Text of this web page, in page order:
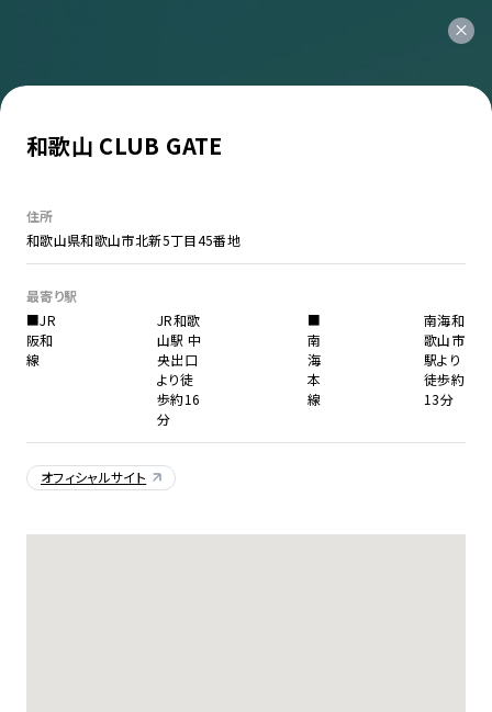
和歌山 CLUB GATE
住所
和歌山県和歌山市北新5丁目45番地
最寄り駅
■JR
阪和
線
JR和歌
山駅 中
央出口
より徒
歩約16
分
■
南
海
本
線
南海和
歌山市
駅より
徒歩約
13分
オフィシャルサイト